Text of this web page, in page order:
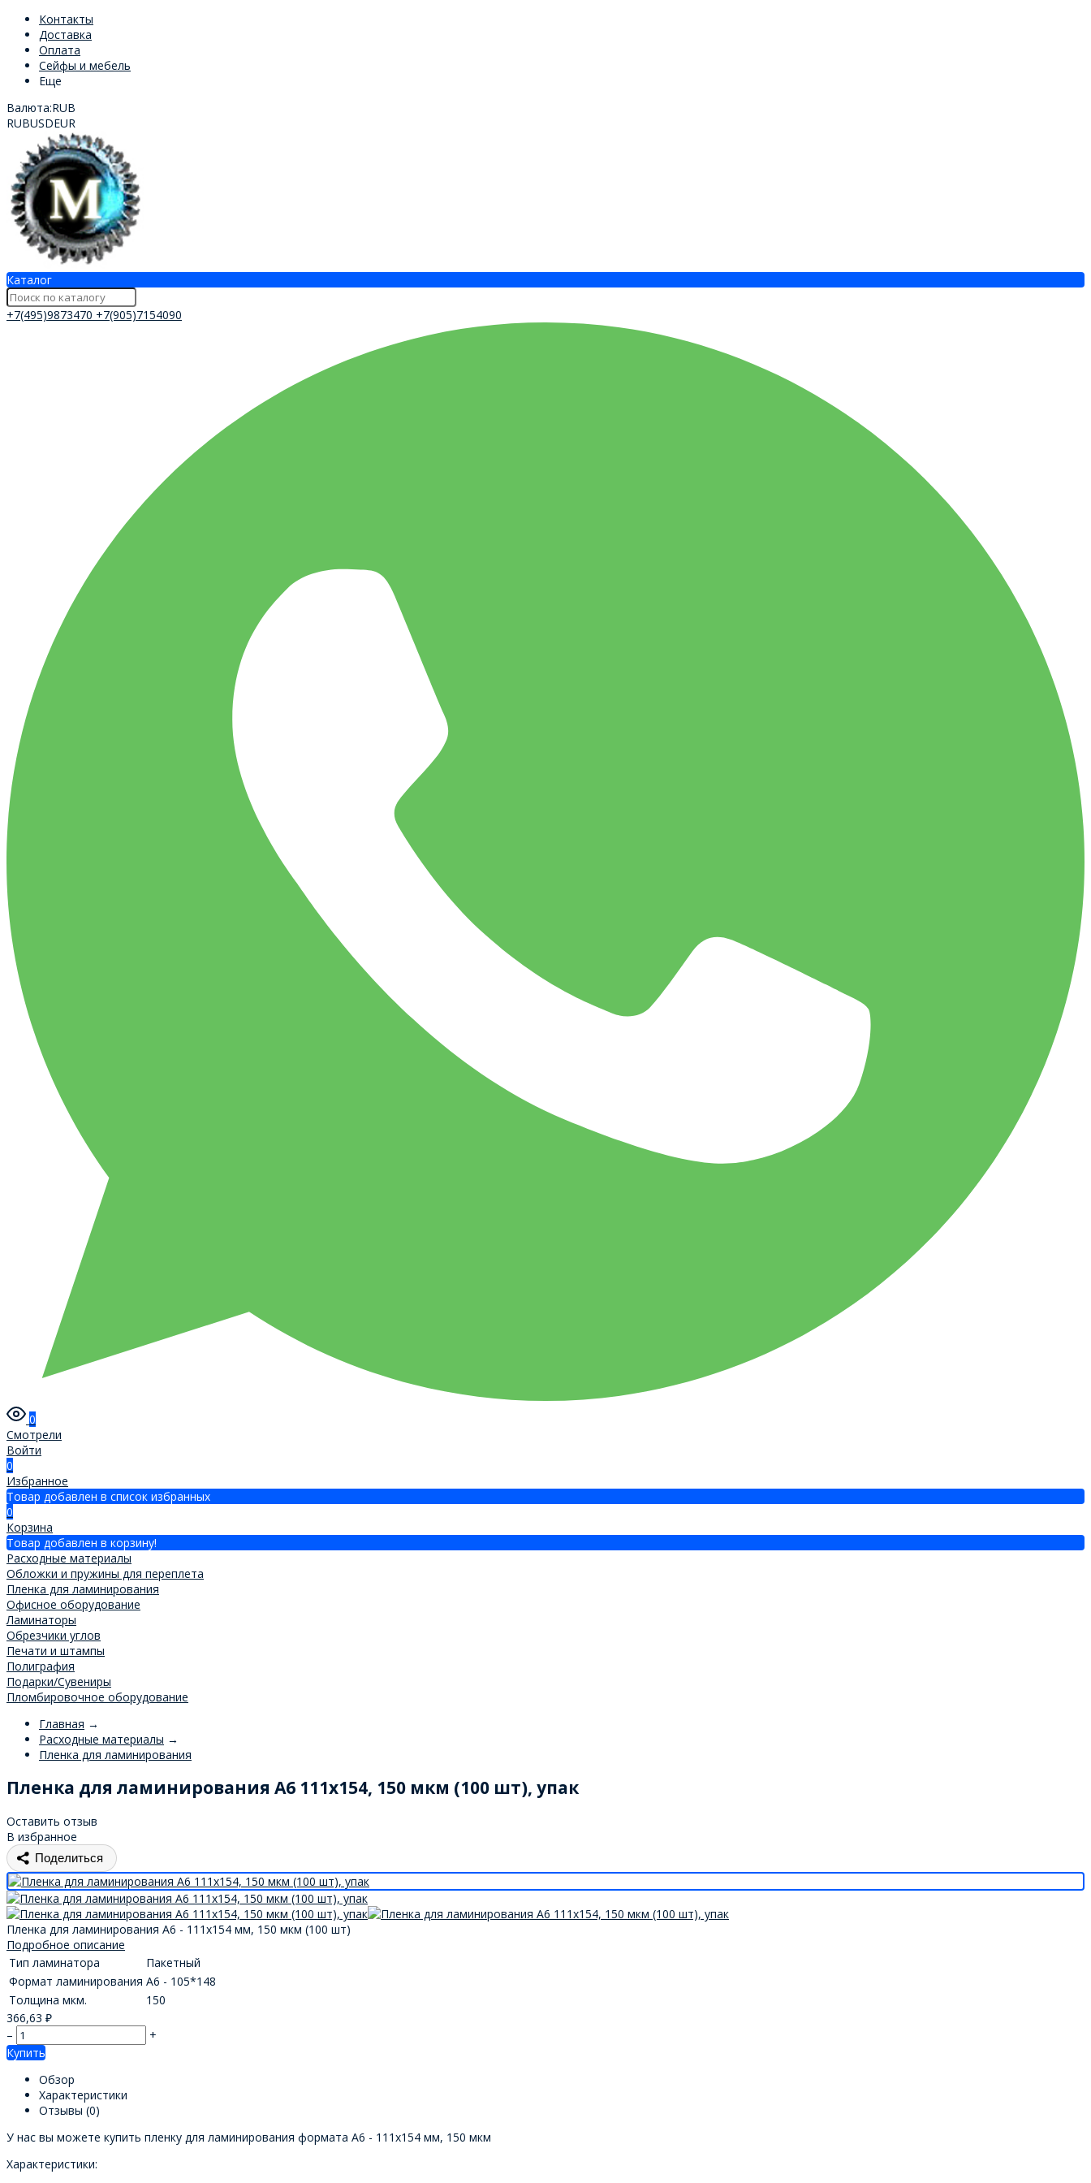
Контакты
Доставка
Оплата
Сейфы и мебель
Еще
Валюта:RUB
RUBUSDEUR
Каталог
+7(495)9873470 +7(905)7154090
0
Смотрели
Войти
0
Избранное
Товар добавлен в список избранных
0
Корзина
Товар добавлен в корзину!
Расходные материалы
Обложки и пружины для переплета
Пленка для ламинирования
Офисное оборудование
Ламинаторы
Обрезчики углов
Печати и штампы
Полиграфия
Подарки/Сувениры
Пломбировочное оборудование
Главная →
Расходные материалы →
Пленка для ламинирования
Пленка для ламинирования А6 111x154, 150 мкм (100 шт), упак
Оставить отзыв
В избранное
Поделиться
Пленка для ламинирования А6 - 111x154 мм, 150 мкм (100 шт)
Подробное описание
Тип ламинатора
Пакетный
Формат ламинирования А6 - 105*148
Толщина мкм.
150
366,63 ₽
–
+
Купить
Обзор
Характеристики
Отзывы (0)
У нас вы можете купить пленку для ламинирования формата А6 - 111x154 мм, 150 мкм
Характеристики: